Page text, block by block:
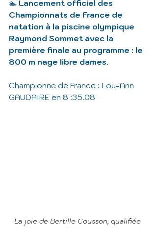
🏊 Lancement officiel des
Championnats de France de
natation à la piscine olympique
Raymond Sommet avec la
première finale au programme : le
800 m nage libre dames.
Championne de France : Lou-Ann
GAUDAIRE en 8 :35.08
La joie de Bertille Cousson, qualifiée